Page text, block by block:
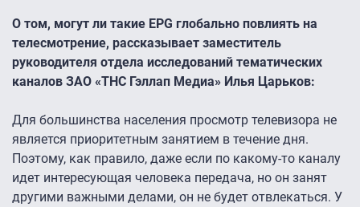
О том, могут ли такие EPG глобально повлиять на
телесмотрение, рассказывает заместитель
руководителя отдела исследований тематических
каналов ЗАО «ТНС Гэллап Медиа» Илья Царьков:
Для большинства населения просмотр телевизора не
является приоритетным занятием в течение дня.
Поэтому, как правило, даже если по какому-то каналу
идет интересующая человека передача, но он занят
другими важными делами, он не будет отвлекаться. У